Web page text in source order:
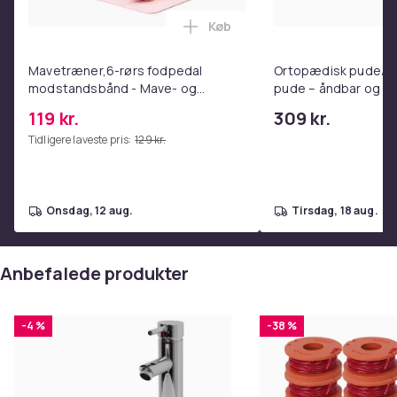
Farve
White
Størrelse
17.5 x 61 x 46.5 cm
Varenr.
c45eb9cf-c1eb-41d5-9ee7-ba52ae28163b
Produktsikkerhedsinformation
Mavetræner,6-rørs fodpedal
modstandsbånd - Mave- og
hjemmetræningscenter Pink
119 kr.
Tidligere laveste pris: 129 kr.
Læg Mavetræner,6-rørs
Køb
onsdag, 12 aug.
Ortopædisk pude/
pude – åndbar og
309 kr.
tirsdag, 18 aug.
Anbefalede produkter
-4 % -38 %